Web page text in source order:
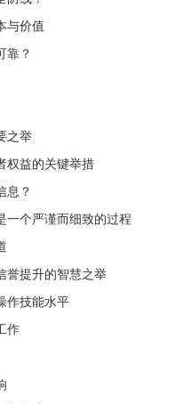
与价值
靠？
之举​
权益的关键举措​
息？
一个严谨而细致的过程
誉提升的智慧之举
作技能水平
作